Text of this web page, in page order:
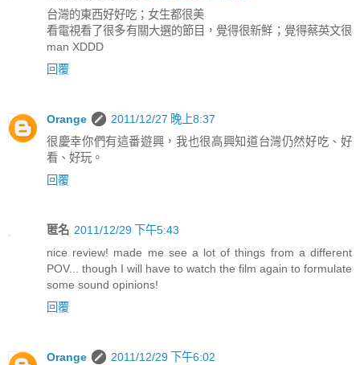
台灣的東西好好吃；女生都很美
看電視看了很多有關大選的節目，覺得很新鮮；覺得蔡英文很
man XDDD
回覆
Orange
2011/12/27 晚上8:37
很慶幸你們有這番遊興，我也很高興知道台灣仍然好吃、好
看、好玩。
回覆
匿名 2011/12/29 下午5:43
nice review! made me see a lot of things from a different
POV... though I will have to watch the film again to formulate
some sound opinions!
回覆
Orange
2011/12/29 下午6:02